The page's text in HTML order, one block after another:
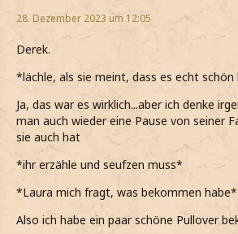
28. Dezember 2023 um 12:05
Derek.
*lächle, als sie meint, dass es echt
Ja, das war es wirklich...aber ich denke
man auch wieder eine Pause von seiner
sie auch hat
*ihr erzähle und seufzen muss*
*Laura mich fragt, was bekommen habe*
Also ich habe ein paar schöne Pullover